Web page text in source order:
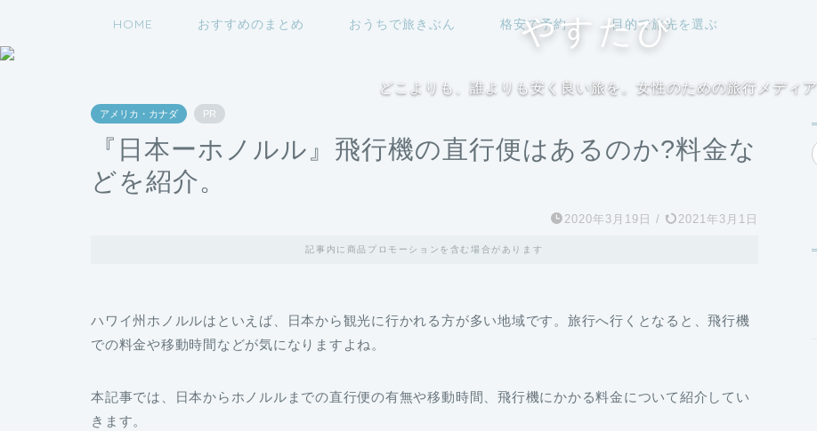
HOME おすすめのまとめ おうちで旅きぶん 格安で予約 目的で旅先を選ぶ
やすたび
どこよりも、誰よりも安く良い旅を。女性のための旅行メディア
アメリカ・カナダ PR
『日本ーホノルル』飛行機の直行便はあるのか?料金な
どを紹介。
2020年3月19日 / 2021年3月1日
記事内に商品プロモーションを含む場合があります
ハワイ州ホノルルはといえば、日本から観光に行かれる方が多い地域です。旅行へ行くとなると、飛行機
での料金や移動時間などが気になりますよね。
本記事では、日本からホノルルまでの直行便の有無や移動時間、飛行機にかかる料金について紹介してい
きます。